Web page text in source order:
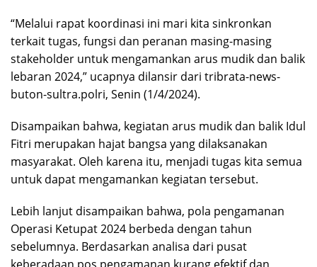
“Melalui rapat koordinasi ini mari kita sinkronkan
terkait tugas, fungsi dan peranan masing-masing
stakeholder untuk mengamankan arus mudik dan balik
lebaran 2024,” ucapnya dilansir dari tribrata-news-
buton-sultra.polri, Senin (1/4/2024).
Disampaikan bahwa, kegiatan arus mudik dan balik Idul
Fitri merupakan hajat bangsa yang dilaksanakan
masyarakat. Oleh karena itu, menjadi tugas kita semua
untuk dapat mengamankan kegiatan tersebut.
Lebih lanjut disampaikan bahwa, pola pengamanan
Operasi Ketupat 2024 berbeda dengan tahun
sebelumnya. Berdasarkan analisa dari pusat
keberadaan pos pengamanan kurang efektif dan